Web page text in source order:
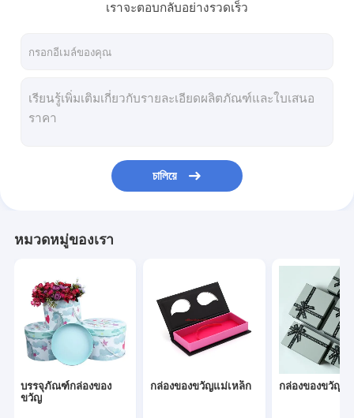
เราจะตอบกลับอย่างรวดเร็ว
চালিয়ে
หมวดหมู่ของเรา
บรรจุภัณฑ์กล่องของ
ขวัญ
กล่องของขวัญแม่เหล็ก กล่องของขวัญพั